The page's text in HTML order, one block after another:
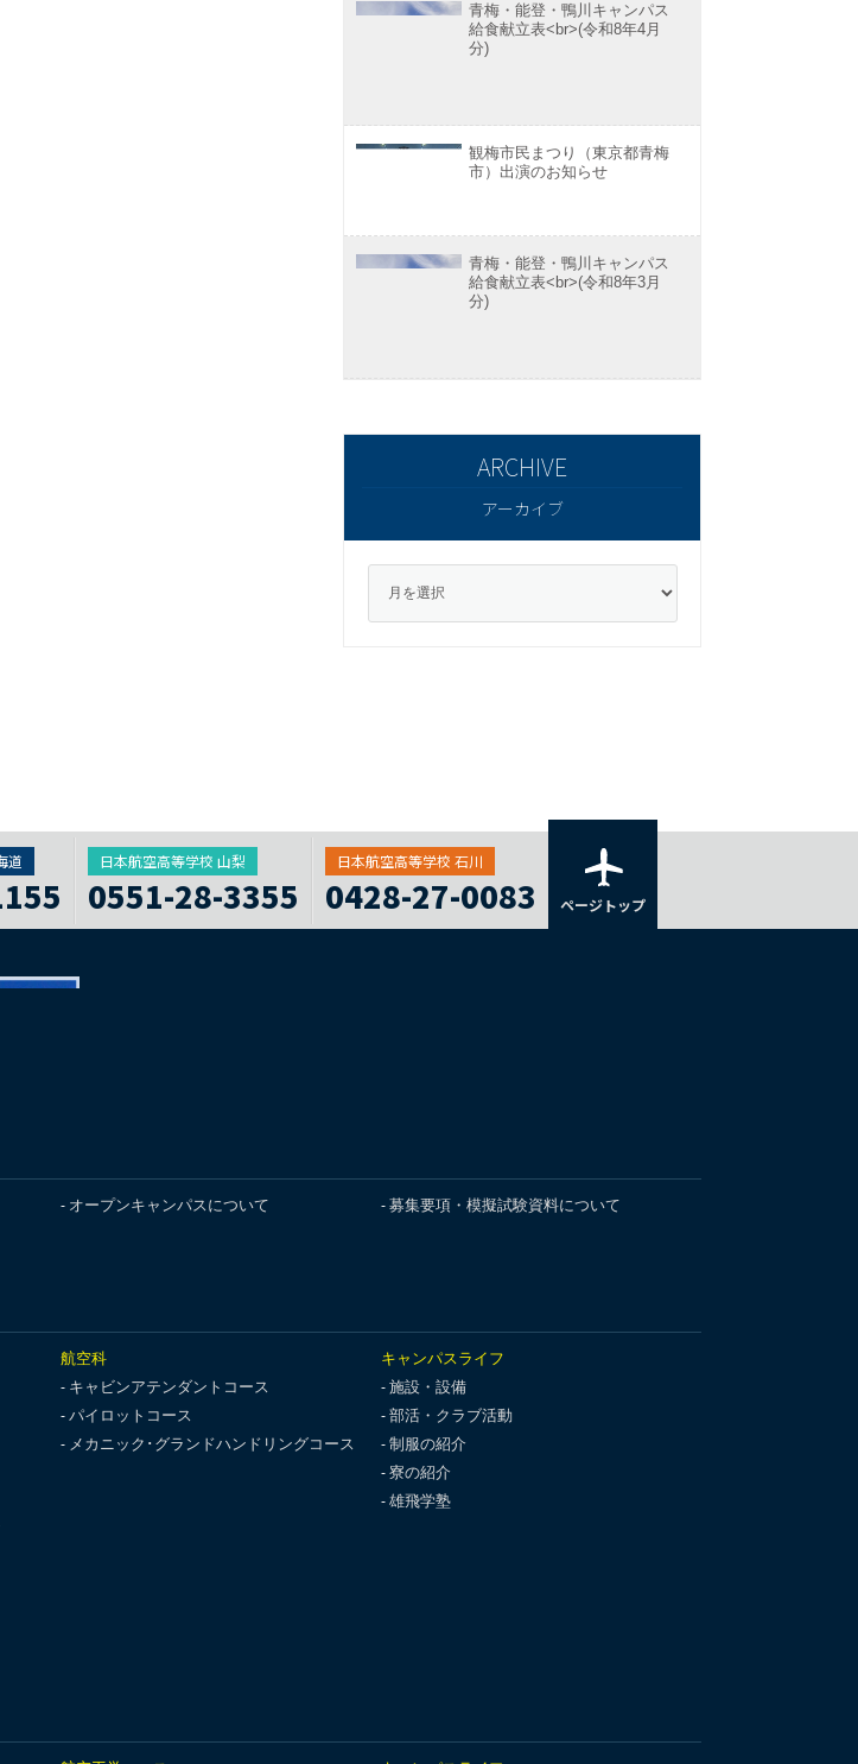
青梅・能登・鴨川キャンパス
給食献立表<br>(令和8年4月
分)
観梅市民まつり（東京都青梅
市）出演のお知らせ
青梅・能登・鴨川キャンパス
給食献立表<br>(令和8年3月
分)
アーカイブ
道 日本航空高等学校 山梨
0551-28-3355
日本航空高等学校 石川
0428-27-0083 ページトップ
オープンキャンパスについて 募集要項・模擬試験資料について
航空科
キャビンアテンダントコース
パイロットコース
メカニック･グランドハンドリングコース
キャンパスライフ
施設・設備
部活・クラブ活動
制服の紹介
寮の紹介
雄飛学塾